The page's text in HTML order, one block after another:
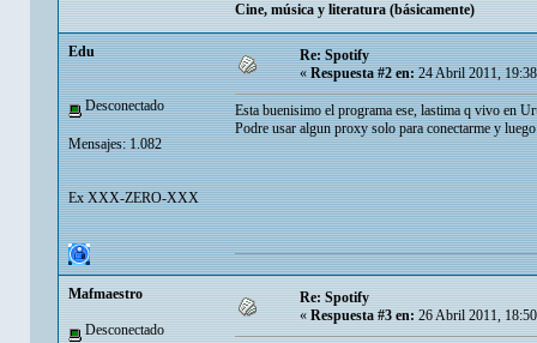
Cine, música y literatura (básicamente)
Edu
Desconectado
Mensajes: 1.082
Ex XXX-ZERO-XXX
Re: Spotify
«Respuesta #2 en:24 Abril 2011,
Esta buenisimo el programa ese, lastima q vivo en
Podre usar algun proxy solo para conectarme y
Mafmaestro
Desconectado
Re: Spotify
« Respuesta #3 en: 26 Abril 2011,